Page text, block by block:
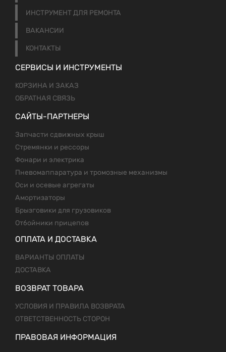
ИНСТРУМЕНТ ДЛЯ РЕМОНТА
ВАКАНСИИ
КОНТАКТЫ
СЕРВИСЫ И ИНСТРУМЕНТЫ
КОРЗИНА И ЗАКАЗ
ОБРАТНАЯ СВЯЗЬ
САЙТЫ-ПАРТНЕРЫ
Запчасти сдвижных крыш
Стремянки и рессоры
Фонари и электрика
Пневомаппаратура и тромозные механизмы
Оси и осевые агрегаты
Амортизаторы
Брызговики для грузовиков
Отбойники прицепов
ОПЛАТА И ДОСТАВКА
ВАРИАНТЫ ОПЛАТЫ
ДОСТАВКА
ВОЗВРАТ ТОВАРА
УСЛОВИЯ И ПРАВИЛА ВОЗВРАТА
ОТВЕТСТВЕННОСТЬ СТОРОН
ПРАВОВАЯ ИНФОРМАЦИЯ